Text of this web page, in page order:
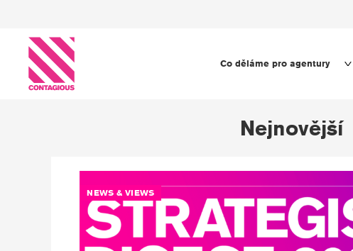
Co děláme pro agentury
Nejnovější
NEWS & VIEWS